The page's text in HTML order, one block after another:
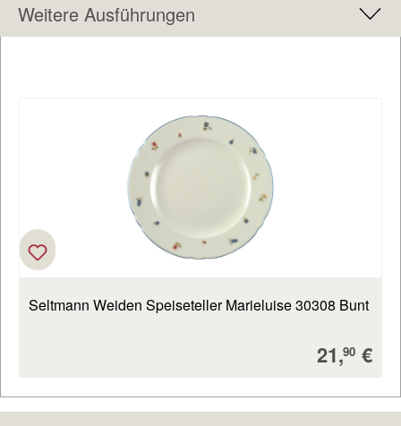
Weitere Ausführungen
Seltmann Weiden Speiseteller Marieluise 30308 Bunt
21,90 €